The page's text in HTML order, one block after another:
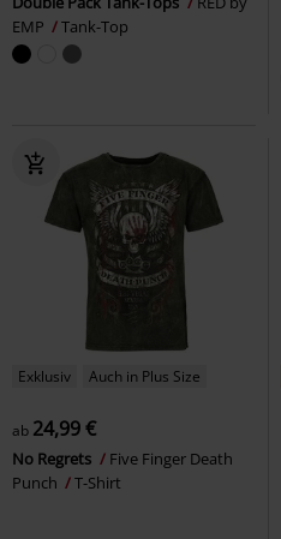
EMP
Tank-Top
Exklusiv Auch in Plus Size
ab 24,99 €
No Regrets
Five Finger Death
Punch
T-Shirt